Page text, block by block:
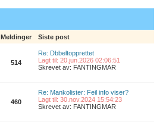
Meldinger Siste post
514
Re: Dbbeltopprettet
Lagt til: 20.jun.2026 02:06:51
Skrevet av: FANTINGMAR
460
Re: Mankolister: Feil info viser?
Lagt til: 30.nov.2024 15:54:23
Skrevet av: FANTINGMAR